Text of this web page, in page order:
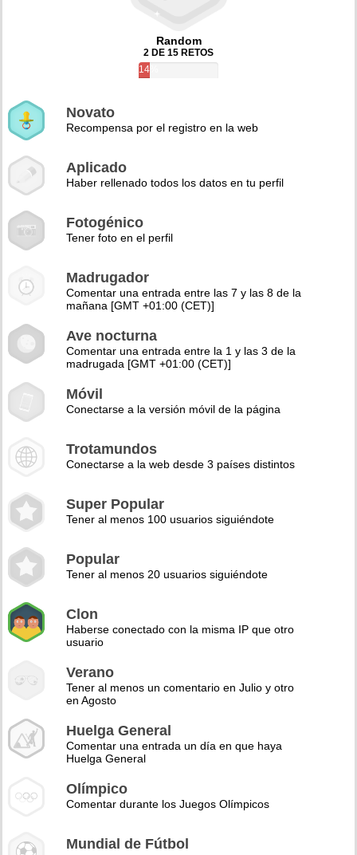
Random
2 DE 15 RETOS
14%
Novato
Recompensa por el registro en la web
Aplicado
Haber rellenado todos los datos en tu perfil
Fotogénico
Tener foto en el perfil
Madrugador
Comentar una entrada entre las 7 y las 8 de la
mañana [GMT +01:00 (CET)]
Ave nocturna
Comentar una entrada entre la 1 y las 3 de la
madrugada [GMT +01:00 (CET)]
Móvil
Conectarse a la versión móvil de la página
Trotamundos
Conectarse a la web desde 3 países distintos
Super Popular
Tener al menos 100 usuarios siguiéndote
Popular
Tener al menos 20 usuarios siguiéndote
Clon
Haberse conectado con la misma IP que otro
usuario
Verano
Tener al menos un comentario en Julio y otro
en Agosto
Huelga General
Comentar una entrada un día en que haya
Huelga General
Olímpico
Comentar durante los Juegos Olímpicos
Mundial de Fútbol